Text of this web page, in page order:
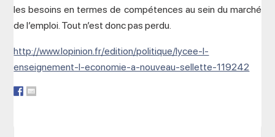
les besoins en termes de compétences au sein du marché
de l’emploi. Tout n’est donc pas perdu.
http://www.lopinion.fr/edition/politique/lycee-l-
enseignement-l-economie-a-nouveau-sellette-119242